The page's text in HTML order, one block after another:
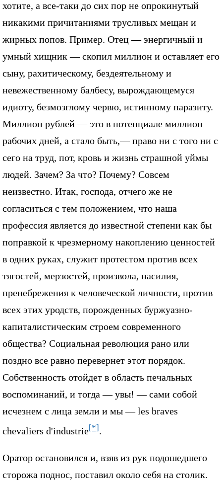
хотите, а все-таки до сих пор не опрокинутый
никакими причитаниями трусливых мещан и
жирных попов. Пример. Отец — энергичный и
умный хищник — скопил миллион и оставляет его
сыну, рахитическому, бездеятельному и
невежественному балбесу, вырождающемуся
идиоту, безмозглому червю, истинному паразиту.
Миллион рублей — это в потенциале миллион
рабочих дней, а стало быть,— право ни с того ни с
сего на труд, пот, кровь и жизнь страшной уймы
людей. Зачем? За что? Почему? Совсем
неизвестно. Итак, господа, отчего же не
согласиться с тем положением, что наша
профессия является до известной степени как бы
поправкой к чрезмерному накоплению ценностей
в одних руках, служит протестом против всех
тягостей, мерзостей, произвола, насилия,
пренебрежения к человеческой личности, против
всех этих уродств, порожденных буржуазно-
капиталистическим строем современного
общества? Социальная революция рано или
поздно все равно перевернет этот порядок.
Собственность отойдет в область печальных
воспоминаний, и тогда — увы! — сами собой
исчезнем с лица земли и мы — les braves
chevaliers d'industrie[*].
Оратор остановился и, взяв из рук подошедшего
сторожа поднос, поставил около себя на столик.